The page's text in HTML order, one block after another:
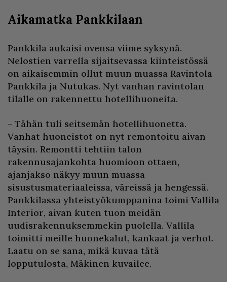
Aikamatka Pankkilaan
Pankkila aukaisi ovensa viime syksynä.
Nelostien varrella sijaitsevassa kiinteistössä
on aikaisemmin ollut muun muassa Ravintola
Pankkila ja Nutukas. Nyt vanhan ravintolan
tilalle on rakennettu hotellihuoneita.
– Tähän tuli seitsemän hotellihuonetta.
Vanhat huoneistot on nyt remontoitu aivan
täysin. Remontti tehtiin talon
rakennusajankohta huomioon ottaen,
ajanjakso näkyy muun muassa
sisustusmateriaaleissa, väreissä ja hengessä.
Pankkilassa yhteistyökumppanina toimi Vallila
Interior, aivan kuten tuon meidän
uudisrakennuksemmekin puolella. Vallila
toimitti meille huonekalut, kankaat ja verhot.
Laatu on se sana, mikä kuvaa tätä
lopputulosta, Mäkinen kuvailee.